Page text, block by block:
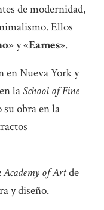
de modernidad,
Ellos
» y «Eames».
en Nueva York y
laSchool of Fine
obra en la
Academy of Artde
y diseño.